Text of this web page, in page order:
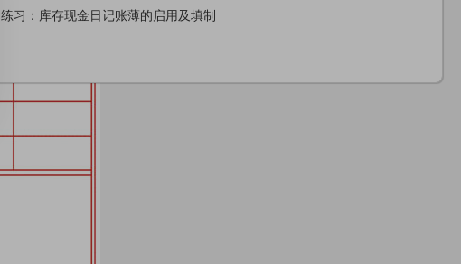
练习：库存现金日记账薄的启用及填制